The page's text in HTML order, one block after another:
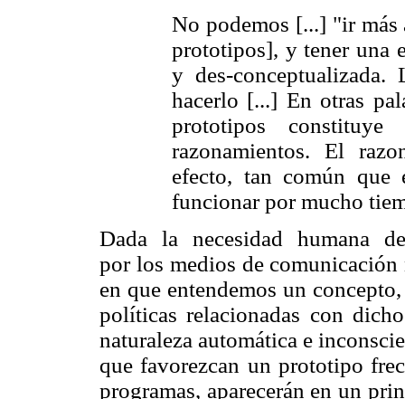
No podemos [...] "ir más
prototipos], y tener una
y des-conceptualizada.
hacerlo [...] En otras
prototipos
razonamientos. El
efecto, tan común que
funcionar por mucho
Dada la necesidad humana
por los medios de
en que entendemos un
políticas relacionadas con
naturaleza automática e
que favorezcan un prototipo
programas, aparecerán en un